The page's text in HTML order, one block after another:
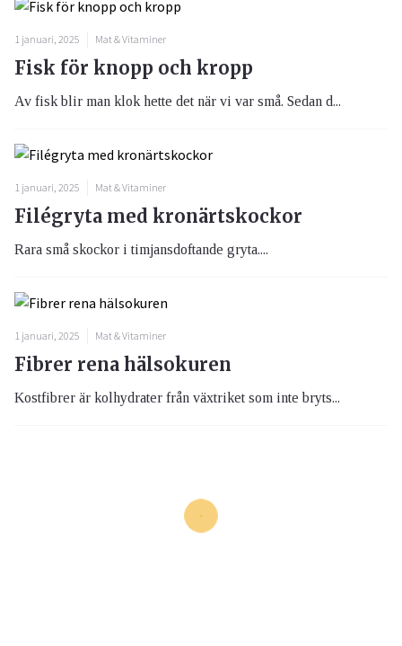
1 januari, 2025 Mat & Vitaminer
Fisk för knopp och kropp
Av fisk blir man klok hette det när vi var små. Sedan d...
1 januari, 2025 Mat & Vitaminer
Filégryta med kronärtskockor
Rara små skockor i timjansdoftande gryta....
1 januari, 2025 Mat & Vitaminer
Fibrer rena hälsokuren
Kostfibrer är kolhydrater från växtriket som inte bryts...